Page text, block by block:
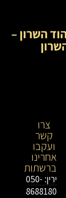
השרון –
צרו
קשר
ועקבו
אחרינו
ברשתות
ירין: 050-
8688180